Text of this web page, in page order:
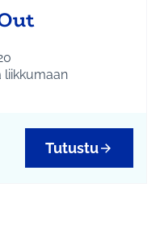
liikkumaan
liikuntatuokioita
ja koulun
kick-out
ja toiset kolme
Tutustu